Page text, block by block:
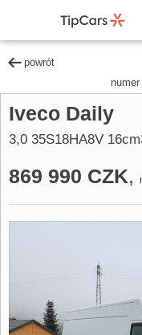
powrót
Iveco Daily
3,0 35S18HA8V
869 990 CZK,